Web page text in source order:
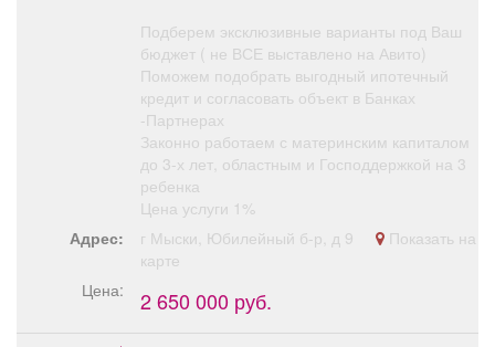
Подберем эксклюзивные варианты под Ваш
бюджет ( не ВСЕ выставлено на Авито)
Поможем подобрать выгодный ипотечный
кредит и согласовать объект в Банках
-Партнерах
Законно работаем с материнским капиталом
до 3-х лет, областным и Господдержкой на 3
ребенка
Цена услуги 1%
Адрес:
г Мыски, Юбилейный б-р, д 9
Показать на
карте
Цена:
2 650 000 руб.